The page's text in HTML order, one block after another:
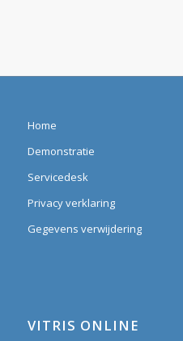
Home
Demonstratie
Servicedesk
Privacy verklaring
Gegevens verwijdering
VITRIS ONLINE